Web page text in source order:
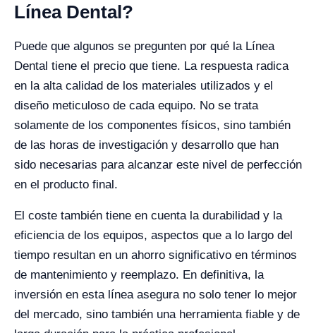
Línea Dental?
Puede que algunos se pregunten por qué la Línea
Dental tiene el precio que tiene. La respuesta radica
en la alta calidad de los materiales utilizados y el
diseño meticuloso de cada equipo. No se trata
solamente de los componentes físicos, sino también
de las horas de investigación y desarrollo que han
sido necesarias para alcanzar este nivel de perfección
en el producto final.
El coste también tiene en cuenta la durabilidad y la
eficiencia de los equipos, aspectos que a lo largo del
tiempo resultan en un ahorro significativo en términos
de mantenimiento y reemplazo. En definitiva, la
inversión en esta línea asegura no solo tener lo mejor
del mercado, sino también una herramienta fiable y de